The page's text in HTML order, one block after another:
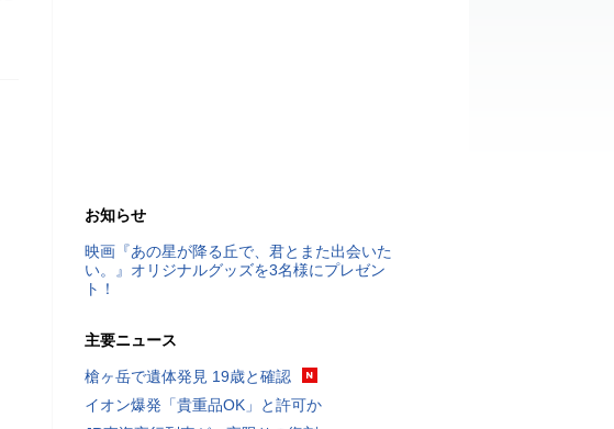
お知らせ
映画『あの星が降る丘で、君とまた出会いた
い。』オリジナルグッズを3名様にプレゼン
ト！
主要ニュース
槍ヶ岳で遺体発見 19歳と確認
イオン爆発「貴重品OK」と許可か